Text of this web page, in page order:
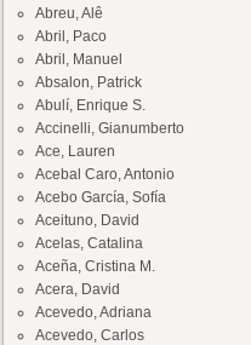
Abreu, Alê
Abril, Paco
Abril, Manuel
Absalon, Patrick
Abulí, Enrique S.
Accinelli, Gianumberto
Ace, Lauren
Acebal Caro, Antonio
Acebo García, Sofía
Aceituno, David
Acelas, Catalina
Aceña, Cristina M.
Acera, David
Acevedo, Adriana
Acevedo, Carlos